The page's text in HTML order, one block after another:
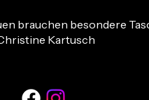
brauchen besondere
Kartusch